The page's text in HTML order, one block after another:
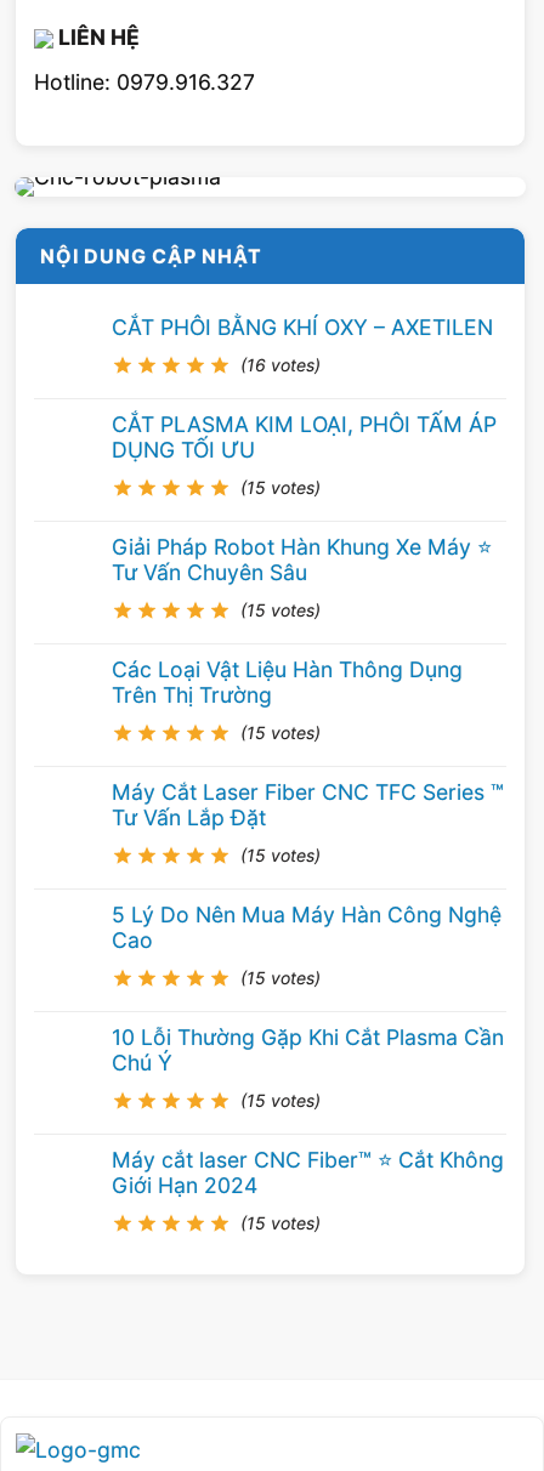
LIÊN HỆ
Hotline: 0979.916.327
NỘI DUNG CẬP NHẬT
CẮT PHÔI BẰNG KHÍ OXY – AXETILEN
(16 votes)
CẮT PLASMA KIM LOẠI, PHÔI TẤM ÁP
DỤNG TỐI ƯU
(15 votes)
Giải Pháp Robot Hàn Khung Xe Máy ⭐️
Tư Vấn Chuyên Sâu
(15 votes)
Các Loại Vật Liệu Hàn Thông Dụng
Trên Thị Trường
(15 votes)
Máy Cắt Laser Fiber CNC TFC Series ™
Tư Vấn Lắp Đặt
(15 votes)
5 Lý Do Nên Mua Máy Hàn Công Nghệ
Cao
(15 votes)
10 Lỗi Thường Gặp Khi Cắt Plasma Cần
Chú Ý
(15 votes)
Máy cắt laser CNC Fiber™ ⭐️ Cắt Không
Giới Hạn 2024
(15 votes)
Giải quyết vấn đề với “ Xuyên tâm” !
ra từ tâm trục chính của máy, Từ lỗ bên trong
dụng cụ cắt, Từ rãnh bên trong của collet.
Hộ thống cơ khí của đường nước làm mát
xuyên tâm trục chính